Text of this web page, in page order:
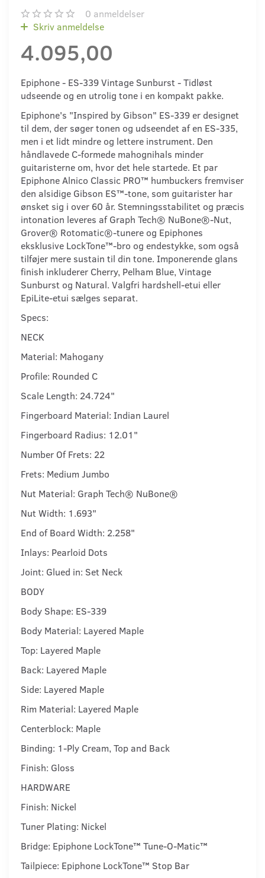
0 anmeldelser
Skriv anmeldelse
4.095,00
Epiphone - ES-339 Vintage Sunburst - Tidløst
udseende og en utrolig tone i en kompakt pakke.
Epiphone's "Inspired by Gibson" ES-339 er designet
til dem, der søger tonen og udseendet af en ES-335,
men i et lidt mindre og lettere instrument. Den
håndlavede C-formede mahognihals minder
guitaristerne om, hvor det hele startede. Et par
Epiphone Alnico Classic PRO™ humbuckers fremviser
den alsidige Gibson ES™-tone, som guitarister har
ønsket sig i over 60 år. Stemningsstabilitet og præcis
intonation leveres af Graph Tech® NuBone®-Nut,
Grover® Rotomatic®-tunere og Epiphones
eksklusive LockTone™-bro og endestykke, som også
tilføjer mere sustain til din tone. Imponerende glans
finish inkluderer Cherry, Pelham Blue, Vintage
Sunburst og Natural. Valgfri hardshell-etui eller
EpiLite-etui sælges separat.
Specs:
NECK
Material: Mahogany
Profile: Rounded C
Scale Length: 24.724"
Fingerboard Material: Indian Laurel
Fingerboard Radius: 12.01"
Number Of Frets: 22
Frets: Medium Jumbo
Nut Material: Graph Tech® NuBone®
Nut Width: 1.693"
End of Board Width: 2.258"
Inlays: Pearloid Dots
Joint: Glued in: Set Neck
BODY
Body Shape: ES-339
Body Material: Layered Maple
Top: Layered Maple
Back: Layered Maple
Side: Layered Maple
Rim Material: Layered Maple
Centerblock: Maple
Binding: 1-Ply Cream, Top and Back
Finish: Gloss
HARDWARE
Finish: Nickel
Tuner Plating: Nickel
Bridge: Epiphone LockTone™ Tune-O-Matic™
Tailpiece: Epiphone LockTone™ Stop Bar